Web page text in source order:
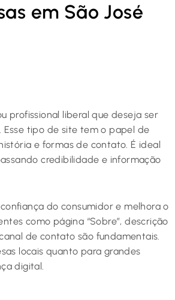
em São José
profissional liberal que deseja ser
Esse tipo de site tem o papel de
e formas de contato. É ideal
credibilidade e informação
do consumidor e melhora o
como página “Sobre”, descrição
de contato são fundamentais.
locais quanto para grandes
digital.